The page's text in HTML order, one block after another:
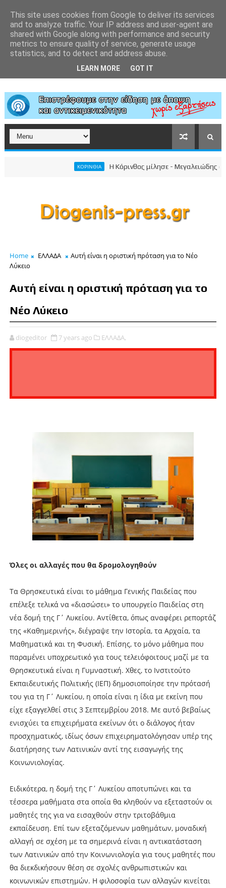
ΚΟΡΙΝΘΙΑ Η Κόρινθος μίλησε - Μεγαλειώδης
Home ΕΛΛΑΔΑ
Αυτή είναι η οριστική πρόταση για το Νέο
Λύκειο
Αυτή είναι η οριστική πρόταση για το
Νέο Λύκειο
diogeditor 7 years ago ΕΛΛΑΔΑ,
Όλες οι αλλαγές που θα δρομολογηθούν
Τα Θρησκευτικά είναι το μάθημα Γενικής Παιδείας που
επέλεξε τελικά να «διασώσει» το υπουργείο Παιδείας στη
νέα δομή της Γ΄ Λυκείου. Αντίθετα, όπως αναφέρει ρεπορτάζ
της «Καθημερινής», διέγραψε την Ιστορία, τα Αρχαία, τα
Μαθηματικά και τη Φυσική. Επίσης, το μόνο μάθημα που
παραμένει υποχρεωτικό για τους τελειόφοιτους μαζί με τα
Θρησκευτικά είναι η Γυμναστική. Χθες, το Ινστιτούτο
Εκπαιδευτικής Πολιτικής (ΙΕΠ) δημοσιοποίησε την πρότασή
του για τη Γ΄ Λυκείου, η οποία είναι η ίδια με εκείνη που
είχε εξαγγελθεί στις 3 Σεπτεμβρίου 2018. Με αυτό βεβαίως
ενισχύει τα επιχειρήματα εκείνων ότι ο διάλογος ήταν
προσχηματικός, ιδίως όσων επιχειρηματολόγησαν υπέρ της
διατήρησης των Λατινικών αντί της εισαγωγής της
Κοινωνιολογίας.
Ειδικότερα, η δομή της Γ΄ Λυκείου αποτυπώνει και τα
τέσσερα μαθήματα στα οποία θα κληθούν να εξεταστούν οι
μαθητές της για να εισαχθούν στην τριτοβάθμια
εκπαίδευση. Επί των εξεταζόμενων μαθημάτων, μοναδική
αλλαγή σε σχέση με τα σημερινά είναι η αντικατάσταση
των Λατινικών από την Κοινωνιολογία για τους μαθητές που
θα διεκδικήσουν θέση σε σχολές ανθρωπιστικών και
κοινωνικών επιστημών. Η φιλοσοφία των αλλαγών κινείται
This site uses cookies from Google to deliver its services
and to analyze traffic. Your IP address and user-agent are
shared with Google along with performance and security
metrics to ensure quality of service, generate usage
statistics, and to detect and address abuse.
LEARN MORE GOT IT